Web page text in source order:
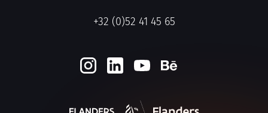
+32 (0)52 41 45 65